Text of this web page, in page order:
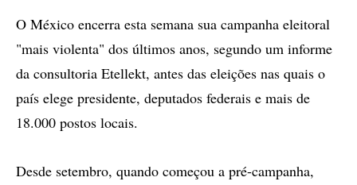
O México encerra esta semana sua campanha eleitoral
"mais violenta" dos últimos anos, segundo um informe
da consultoria Etellekt, antes das eleições nas quais o
país elege presidente, deputados federais e mais de
18.000 postos locais.
Desde setembro, quando começou a pré-campanha,